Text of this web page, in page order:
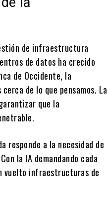
de infraestructura
de datos ha crecido
de Occidente, la
de lo que pensamos. La
que la
responde a la necesidad de
la IA demandando cada
vuelto infraestructuras de